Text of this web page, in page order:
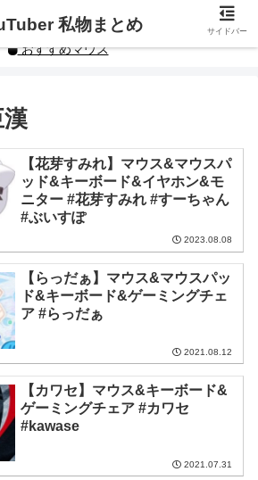
インフルエンサーの私物まとめです。
おすすめマウス
【花芽すみれ】マウス&マウスパ
ッド&キーボード&イヤホン&モ
ニター #花芽すみれ #すーちゃん
#ぶいすぽ
2023.08.08
【らっだぁ】マウス&マウスパッ
ド&キーボード&ゲーミングチェ
ア #らっだぁ
2021.08.12
【カワセ】マウス&キーボード&
ゲーミングチェア #カワセ
#kawase
2021.07.31
私物まとめ サイドバー